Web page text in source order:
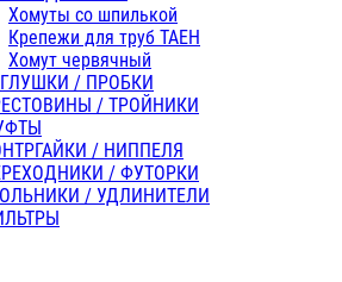
Хомуты со шпилькой
Крепежи для труб ТАЕН
Хомут червячный
/ ПРОБКИ
/ ТРОЙНИКИ
/ НИППЕЛЯ
/ ФУТОРКИ
/ УДЛИНИТЕЛИ